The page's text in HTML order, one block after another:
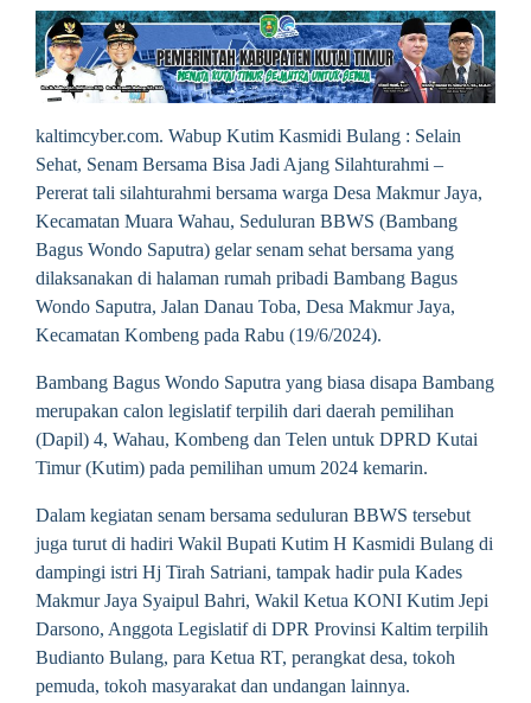
kaltimcyber.com. Wabup Kutim Kasmidi Bulang : Selain
Sehat, Senam Bersama Bisa Jadi Ajang Silahturahmi –
Pererat tali silahturahmi bersama warga Desa Makmur Jaya,
Kecamatan Muara Wahau, Seduluran BBWS (Bambang
Bagus Wondo Saputra) gelar senam sehat bersama yang
dilaksanakan di halaman rumah pribadi Bambang Bagus
Wondo Saputra, Jalan Danau Toba, Desa Makmur Jaya,
Kecamatan Kombeng pada Rabu (19/6/2024).
Bambang Bagus Wondo Saputra yang biasa disapa Bambang
merupakan calon legislatif terpilih dari daerah pemilihan
(Dapil) 4, Wahau, Kombeng dan Telen untuk DPRD Kutai
Timur (Kutim) pada pemilihan umum 2024 kemarin.
Dalam kegiatan senam bersama seduluran BBWS tersebut
juga turut di hadiri Wakil Bupati Kutim H Kasmidi Bulang di
dampingi istri Hj Tirah Satriani, tampak hadir pula Kades
Makmur Jaya Syaipul Bahri, Wakil Ketua KONI Kutim Jepi
Darsono, Anggota Legislatif di DPR Provinsi Kaltim terpilih
Budianto Bulang, para Ketua RT, perangkat desa, tokoh
pemuda, tokoh masyarakat dan undangan lainnya.